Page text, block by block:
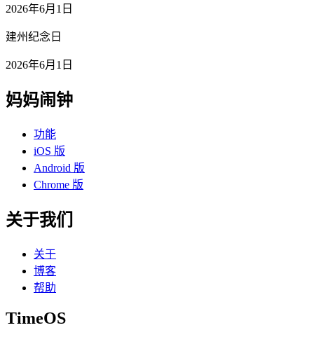
2026年6月1日
建州纪念日
2026年6月1日
妈妈闹钟
功能
iOS 版
Android 版
Chrome 版
关于我们
关于
博客
帮助
TimeOS